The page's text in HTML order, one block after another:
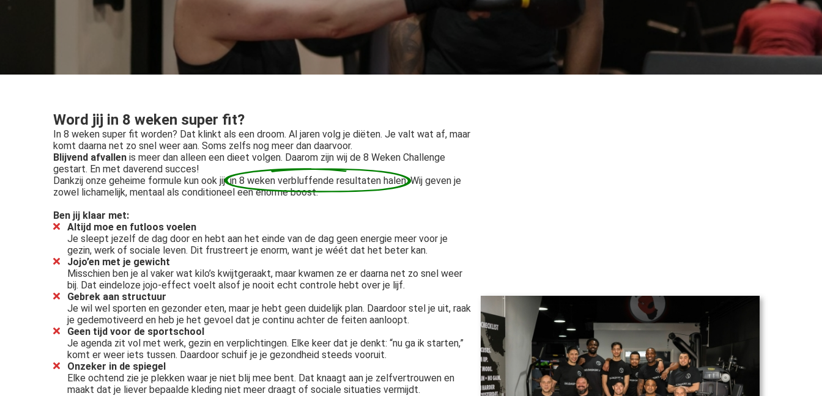
Word jij in 8 weken super fit?
In 8 weken super fit worden? Dat klinkt als een droom. Al jaren volg je diëten. Je valt wat af, maar
komt daarna net zo snel weer aan. Soms zelfs nog meer dan daarvoor.
Blijvend afvallen is meer dan alleen een dieet volgen. Daarom zijn wij de 8 Weken Challenge
gestart. En met daverend succes!
Dankzij onze geheime formule kun ook jijin 8 weken verbluffende resultaten halen. Wij geven je
zowel lichamelijk, mentaal als conditioneel een enorme boost.
Ben jij klaar met:
Altijd moe en futloos voelen
Je sleept jezelf de dag door en hebt aan het einde van de dag geen energie meer voor je
gezin, werk of sociale leven. Dit frustreert je enorm, want je wéét dat het beter kan.
Jojo’en met je gewicht
Misschien ben je al vaker wat kilo’s kwijtgeraakt, maar kwamen ze er daarna net zo snel weer
bij. Dat eindeloze jojo-effect voelt alsof je nooit echt controle hebt over je lijf.
Gebrek aan structuur
Je wil wel sporten en gezonder eten, maar je hebt geen duidelijk plan. Daardoor stel je uit, raak
je gedemotiveerd en heb je het gevoel dat je continu achter de feiten aanloopt.
Geen tijd voor de sportschool
Je agenda zit vol met werk, gezin en verplichtingen. Elke keer dat je denkt: “nu ga ik starten,”
komt er weer iets tussen. Daardoor schuif je je gezondheid steeds vooruit.
Onzeker in de spiegel
Elke ochtend zie je plekken waar je niet blij mee bent. Dat knaagt aan je zelfvertrouwen en
maakt dat je liever bepaalde kleding niet meer draagt of sociale situaties vermijdt.